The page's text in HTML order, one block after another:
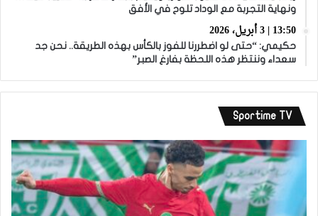
ونهاية التجربة مع الوداد تلوح في الأفق
13:50 | 3 أبريل، 2026
حكيمي: “حتى لو اضطررنا للفوز بالكأس بهذه الطريقة.. نحن جد
سعداء وننتظر هذه اللحظة بفارغ الصبر”
Sportime TV